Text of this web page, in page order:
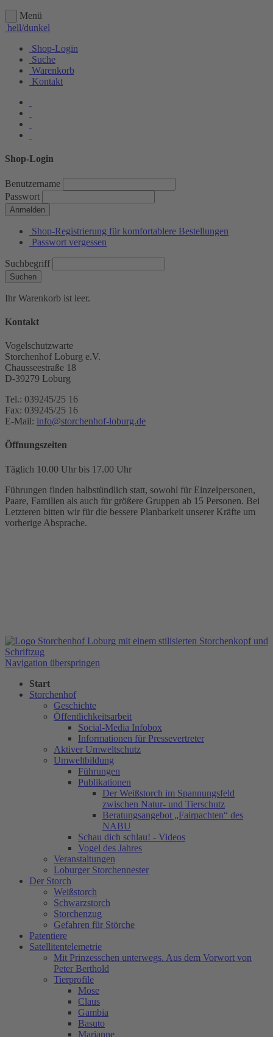
Menü
hell/dunkel
Shop-Login
Suche
Warenkorb
Kontakt
Shop-Login
Benutzername
Passwort
Anmelden
Shop-Registrierung für komfortablere Bestellungen
Passwort vergessen
Suchbegriff
Suchen
Ihr Warenkorb ist leer.
Kontakt
Vogelschutzwarte
Storchenhof Loburg e.V.
Chausseestraße 18
D-39279 Loburg
Tel.: 039245/25 16
Fax: 039245/25 16
E-Mail: info@storchenhof-loburg.de
Öffnungszeiten
Täglich 10.00 Uhr bis 17.00 Uhr
Führungen finden halbstündlich statt, sowohl für Einzelpersonen,
Paare, Familien als auch für größere Gruppen ab 15 Personen. Bei
Letzteren bitten wir für die bessere Planbarkeit unserer Kräfte um
vorherige Absprache.
Navigation überspringen
Start
Storchenhof
Geschichte
Öffentlichkeitsarbeit
Social-Media Infobox
Informationen für Pressevertreter
Aktiver Umweltschutz
Umweltbildung
Führungen
Publikationen
Der Weißstorch im Spannungsfeld
zwischen Natur- und Tierschutz
Beratungsangebot „Fairpachten“ des
NABU
Schau dich schlau! - Videos
Vogel des Jahres
Veranstaltungen
Loburger Storchennester
Der Storch
Weißstorch
Schwarzstorch
Storchenzug
Gefahren für Störche
Patentiere
Satellitentelemetrie
Mit Prinzesschen unterwegs. Aus dem Vorwort von
Peter Berthold
Tierprofile
Mose
Claus
Gambia
Basuto
Marianne